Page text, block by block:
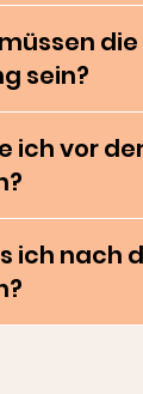
sein?
ich vor
ich nach